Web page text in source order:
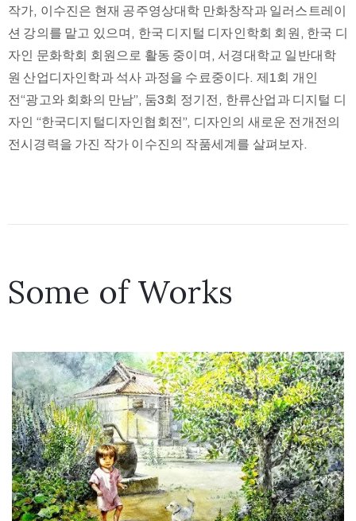
작가, 이수진은 현재 공주영상대학 만화창작과 일러스트레이
션 강의를 맡고 있으며, 한국 디지털 디자인학회 회원, 한국 디
자인 문화학회 회원으로 활동 중이며, 서경대학교 일반대학
원 산업디자인학과 석사 과정을 수료중이다. 제1회 개인
전“광고와 회화의 만남”, 둠3회 정기전, 한류산업과 디지털 디
자인 “한국디지털디자인협회전”, 디자인의 새로운 전개전의
전시경력을 가진 작가 이수진의 작품세계를 살펴보자.
Some of Works